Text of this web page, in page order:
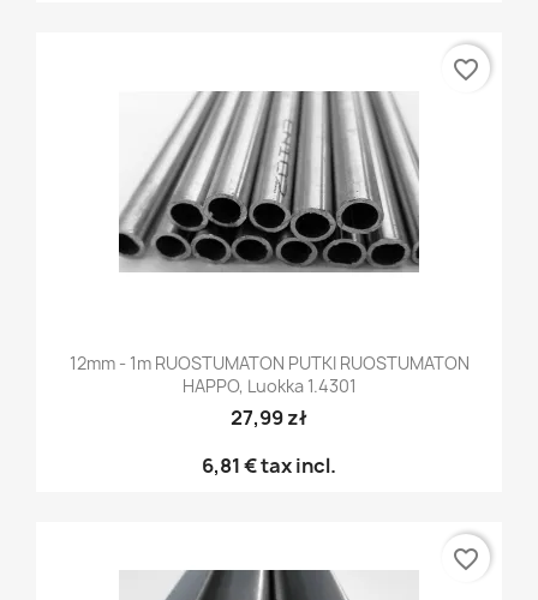
12mm - 1m RUOSTUMATON PUTKI RUOSTUMATON
HAPPO, Luokka 1.4301
27,99 zł
6,81 €tax incl.
favorite_border
favorite_border